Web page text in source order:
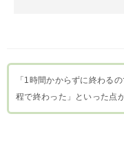
「1時間かからずに終わる
程で終わった」といった点